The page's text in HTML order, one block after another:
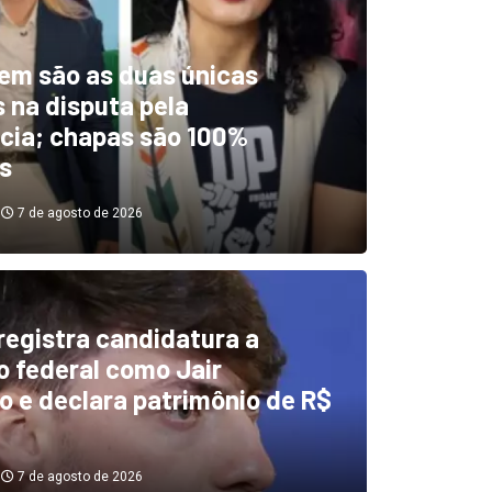
desvios de
emendas Pix
7 de agosto de 2026
são as duas únicas
na disputa pela
chapas são 100%
7 de agosto de 2026
candidatura a
federal como Jair
e declara patrimônio de R$
7 de agosto de 2026